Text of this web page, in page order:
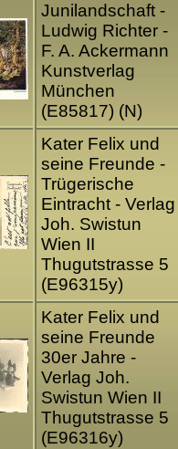
Junilandschaft -
Ludwig Richter -
F. A. Ackermann
Kunstverlag
München
(E85817) (N)
Kater Felix und
seine Freunde -
Trügerische
Eintracht - Verlag
Joh. Swistun
Wien II
Thugutstrasse 5
(E96315y)
Kater Felix und
seine Freunde
30er Jahre -
Verlag Joh.
Swistun Wien II
Thugutstrasse 5
(E96316y)